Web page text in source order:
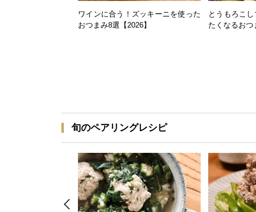
ワインに合う！ズッキーニを使った
おつまみ8選【2026】
とうもろこ
たくなるおつ
旬のペアリングレシピ